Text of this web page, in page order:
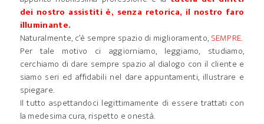
dei nostro assistiti è, senza retorica, il nostro faro
illuminante.
Naturalmente, c’è sempre spazio di miglioramento, SEMPRE.
Per tale motivo ci aggiorniamo, leggiamo, studiamo,
cerchiamo di dare sempre spazio al dialogo con il cliente e
siamo seri ed affidabili nel dare appuntamenti, illustrare e
spiegare.
Il tutto aspettandoci legittimamente di essere trattati con
la medesima cura, rispetto e onestà.